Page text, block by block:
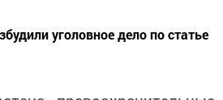
уголовное дело по статье